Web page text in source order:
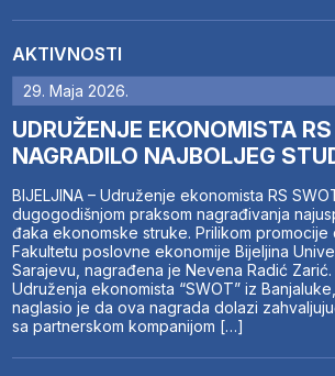
AKTIVNOSTI
29. Maja 2026.
UDRUŽENJE EKONOMISTA
NAGRADILO NAJBOLJEG
BIJELJINA – Udruženje ekonomista RS
dugogodišnjom praksom nagrađivanja
đaka ekonomske struke. Prilikom promocije
Fakultetu poslovne ekonomije Bijeljina
Sarajevu, nagrađena je Nevena Radić
Udruženja ekonomista “SWOT” iz
naglasio je da ova nagrada dolazi
sa partnerskom kompanijom […]